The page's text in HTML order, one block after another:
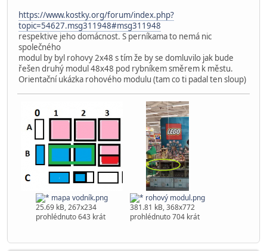
https://www.kostky.org/forum/index.php?
topic=54627.msg311948#msg311948
respektive jeho domácnost. S perníkama to nemá nic
společného
modul by byl rohovy 2x48 s tím že by se domluvilo jak bude
řešen druhý modul 48x48 pod rybníkem směrem k městu.
Orientační ukázka rohového modulu (tam co ti padal ten sloup)
mapa vodník.png
25.69 kB, 267x234
prohlédnuto 643 krát
rohový modul.png
381.81 kB, 368x772
prohlédnuto 704 krát